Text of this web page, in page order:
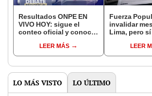
Resultados ONPE EN
VIVO HOY: sigue el
conteo oficial y conoce
vuelta de las Elecciones
Perú 2026
LEER MÁS
Fuerza
invalidar
Lima, pero
LEER
LO MÁS VISTO LO ÚLTIMO